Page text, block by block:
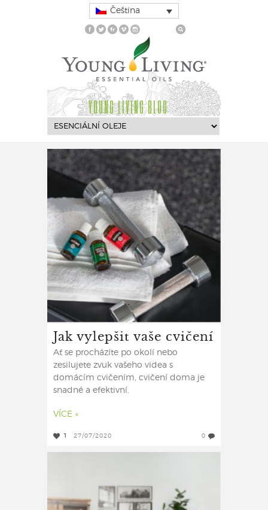
Čeština
YOUNG LIVING BLOG
Jak vylepšit vaše cvičení
Ať se procházíte po okolí nebo
zesilujete zvuk vašeho videa s
domácím cvičením, cvičení doma je
snadné a efektivní.
VÍCE »
1 27/07/2020 0